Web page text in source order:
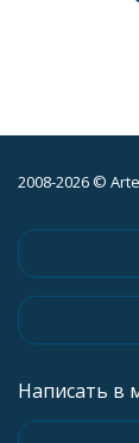
2008-2026 ©
Написать в